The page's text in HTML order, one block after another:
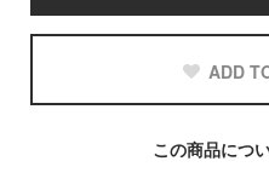
ADD
この商品につ